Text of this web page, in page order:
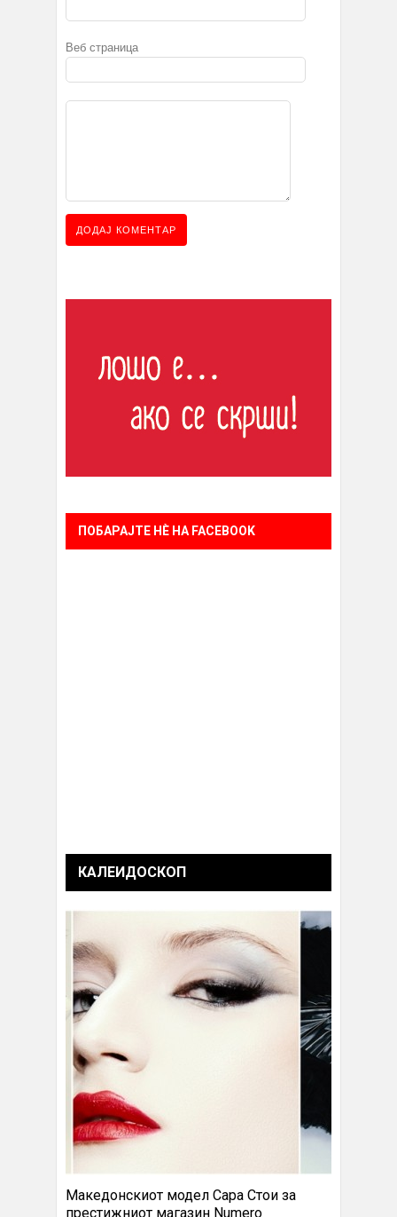
Веб страница
ПОБАРАЈТЕ НÈ НА FACEBOOK
КАЛЕИДОСКОП
Македонскиот модел Сара Стои за
престижниот магазин Numero